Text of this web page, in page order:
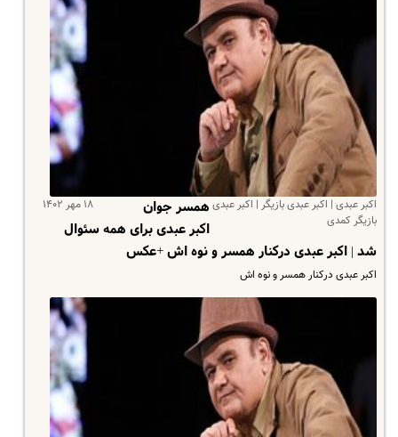
اکبر عبدی | اکبر عبدی بازیگر | اکبر عبدی
بازیگر کمدی
۱۸ مهر ۱۴۰۲
همسر جوان
اکبر عبدی برای همه سئوال
شد | اکبر عبدی درکنار همسر و نوه اش +عکس
اکبر عبدی درکنار همسر و نوه اش